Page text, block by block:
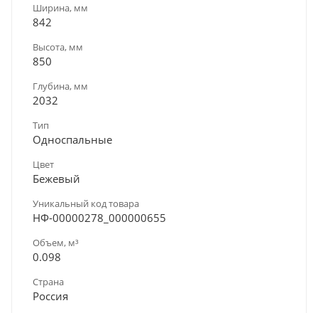
Ширина, мм
842
Высота, мм
850
Глубина, мм
2032
Тип
Односпальные
Цвет
Бежевый
Уникальный код товара
НФ-00000278_000000655
Объем, м³
0.098
Страна
Россия